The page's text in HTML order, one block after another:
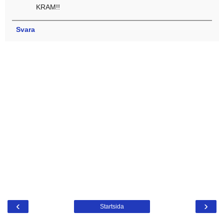
KRAM!!
Svara
‹ ›
Startsida